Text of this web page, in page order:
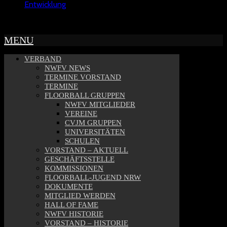
Entwicklung
MENU
VERBAND
NWFV NEWS
TERMINE VORSTAND
TERMINE
FLOORBALL GRUPPEN
NWFV MITGLIEDER
VEREINE
CVJM GRUPPEN
UNIVERSITÄTEN
SCHULEN
VORSTAND – AKTUELL
GESCHÄFTSSTELLE
KOMMISSIONEN
FLOORBALL-JUGEND NRW
DOKUMENTE
MITGLIED WERDEN
HALL OF FAME
NWFV HISTORIE
VORSTAND – HISTORIE